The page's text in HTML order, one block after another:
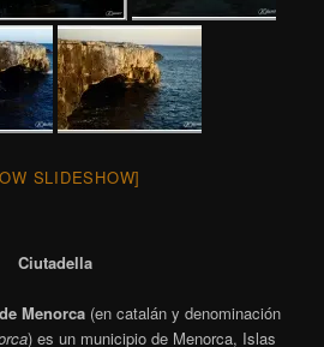
SLIDESHOW]
Ciutadella
Menorca (en catalán y denominación
) es un municipio de Menorca, Islas